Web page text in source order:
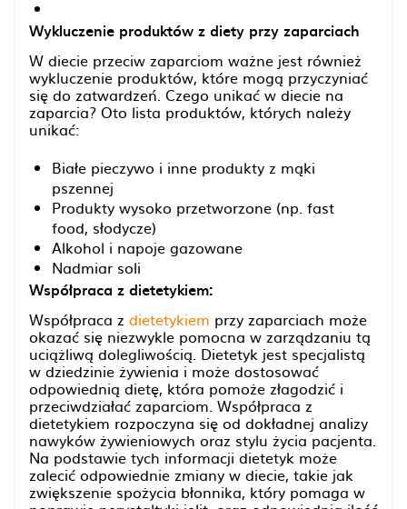
Wykluczenie produktów z diety przy zaparciach
W diecie przeciw zaparciom ważne jest również
wykluczenie produktów, które mogą przyczyniać
się do zatwardzeń. Czego unikać w diecie na
zaparcia? Oto lista produktów, których należy
unikać:
Białe pieczywo i inne produkty z mąki
pszennej
Produkty wysoko przetworzone (np. fast
food, słodycze)
Alkohol i napoje gazowane
Nadmiar soli
Współpraca z dietetykiem:
Współpraca z dietetykiem przy zaparciach może
okazać się niezwykle pomocna w zarządzaniu tą
uciążliwą dolegliwością. Dietetyk jest specjalistą
w dziedzinie żywienia i może dostosować
odpowiednią dietę, która pomoże złagodzić i
przeciwdziałać zaparciom. Współpraca z
dietetykiem rozpoczyna się od dokładnej analizy
nawyków żywieniowych oraz stylu życia pacjenta.
Na podstawie tych informacji dietetyk może
zalecić odpowiednie zmiany w diecie, takie jak
zwiększenie spożycia błonnika, który pomaga w